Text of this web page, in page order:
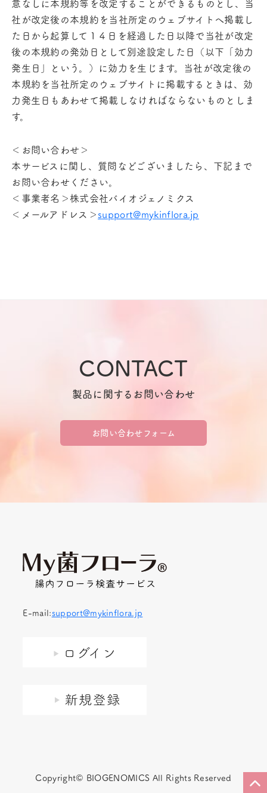
意なしに本規約等を改定することができるものとし、当
社が改定後の本規約を当社所定のウェブサイトへ掲載し
た日から起算して１４日を経過した日以降で当社が改定
後の本規約の発効日として別途設定した日（以下「効力
発生日」という。）に効力を生じます。当社が改定後の
本規約を当社所定のウェブサイトに掲載するときは、効
力発生日もあわせて掲載しなければならないものとしま
す。
＜お問い合わせ＞
本サービスに関し、質問などございましたら、下記まで
お問い合わせください。
＜事業者名＞株式会社バイオジェノミクス
＜メールアドレス＞support@mykinflora.jp
CONTACT
製品に関するお問い合わせ
お問い合わせフォーム
E-mail:support@mykinflora.jp
Copyright© BIOGENOMICS All Rights Reserved